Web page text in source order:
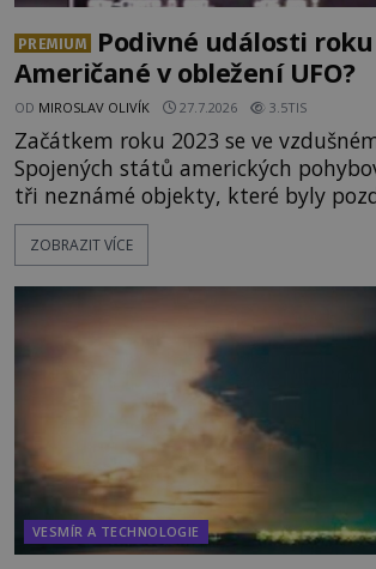
PREMIUM
Podivné události roku
Američané v obležení UFO?
OD MIROSLAV OLIVÍK 27.7.2026 3.5TIS
Začátkem roku 2023 se ve
Spojených států amerických
tři neznámé objekty, které byly
Do dnešních dnů nebyly trosky
těles objeveny. Je možné, že šlo o
mimozemského původu? Dne 4. února roku 2023
vydává
ZOBRAZIT VÍCE
VESMÍR A TECHNOLOGIE